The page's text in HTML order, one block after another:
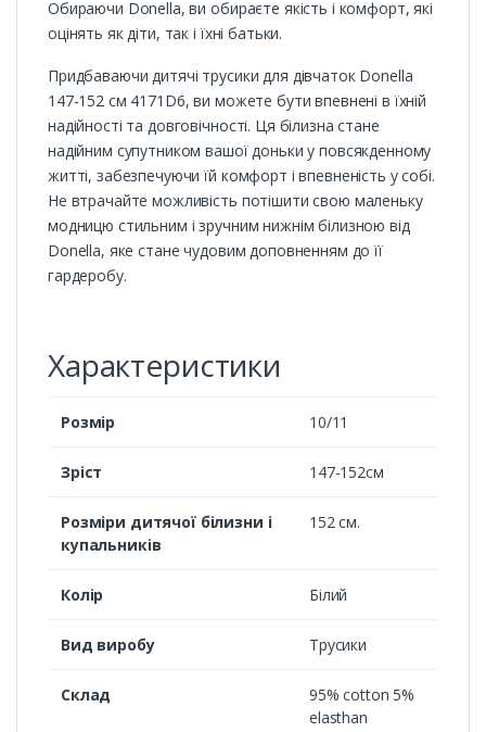
Обираючи Donella, ви обираєте якість і комфорт, які
оцінять як діти, так і їхні батьки.
Придбаваючи дитячі трусики для дівчаток Donella
147-152 см 4171D6, ви можете бути впевнені в їхній
надійності та довговічності. Ця білизна стане
надійним супутником вашої доньки у повсякденному
житті, забезпечуючи їй комфорт і впевненість у собі.
Не втрачайте можливість потішити свою маленьку
модницю стильним і зручним нижнім білизною від
Donella, яке стане чудовим доповненням до її
гардеробу.
Характеристики
Розмір 10/11
Зріст 147-152см
Розміри дитячої білизни і
купальників
152 см.
Колір Білий
Вид виробу Трусики
Склад
95% cotton 5%
elasthan